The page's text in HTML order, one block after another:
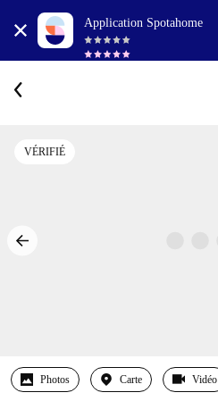
Application Spotahome
VÉRIFIÉ
Photos Carte Vidéo